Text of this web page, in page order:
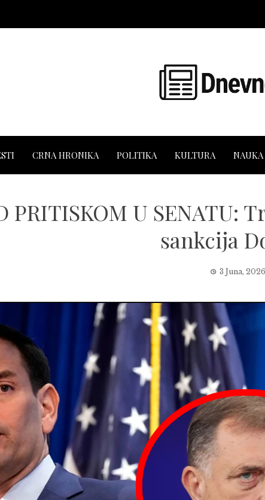
CRNA HRONIKA POLITIKA KULTURA NAUKA
PRITISKOM U SENATU:
sankcija
3 Juna, 2026